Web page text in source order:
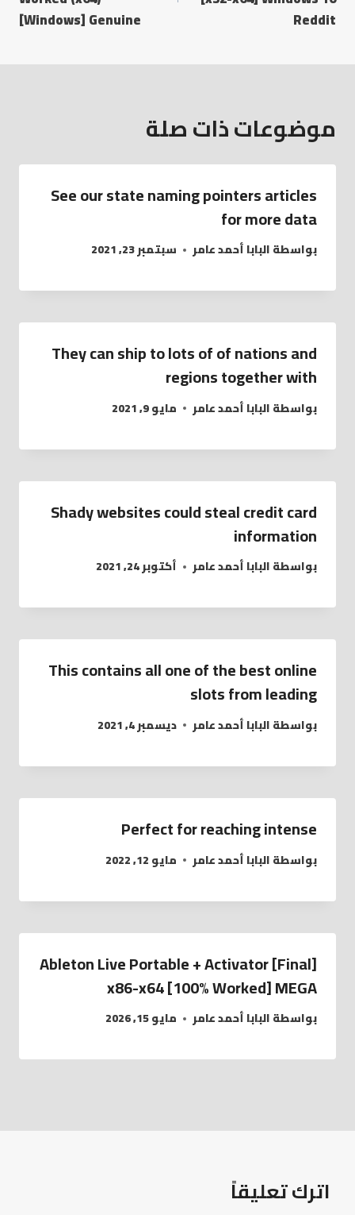
Reddit
[Windows] Genuine
موضوعات ذات صلة
See our state naming pointers articles
for more data
بواسطةالبابا أحمد عامر سبتمبر 23, 2021
They can ship to lots of of nations and
regions together with
بواسطةالبابا أحمد عامر مايو 9, 2021
Shady websites could steal credit card
information
بواسطةالبابا أحمد عامر أكتوبر 24, 2021
This contains all one of the best online
slots from leading
بواسطةالبابا أحمد عامر ديسمبر 4, 2021
Perfect for reaching intense
بواسطةالبابا أحمد عامر مايو 12, 2022
Ableton Live Portable + Activator [Final]
x86-x64 [100% Worked] MEGA
بواسطةالبابا أحمد عامر مايو 15, 2026
اترك تعليقاً